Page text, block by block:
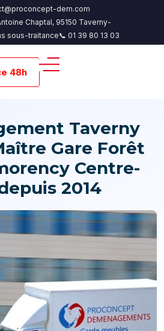
dem.com
Chaptal, 95150 Taverny-
sous-traitance📞 01 39 80 13 03
48h
Taverny
Gare Forêt
Centre-
2014